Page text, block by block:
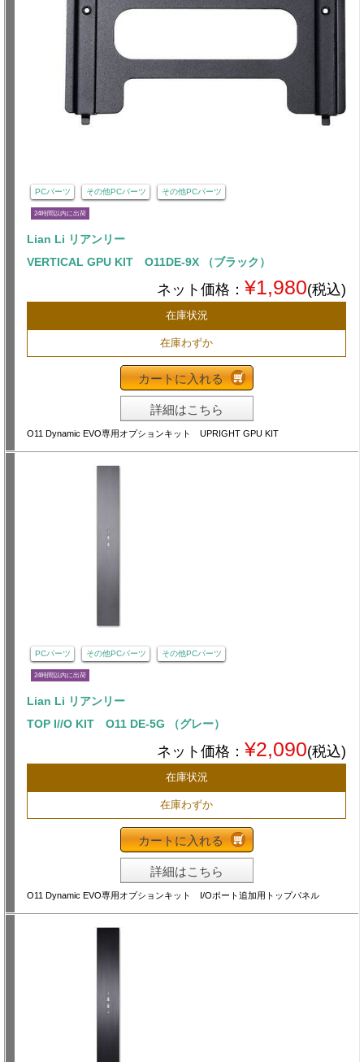
PCパーツ その他PCパーツ その他PCパーツ
24時間以内に出荷
Lian Li リアンリー
VERTICAL GPU KIT O11DE-9X （ブラック）
ネット価格： ¥1,980(税込)
在庫状況
在庫わずか
カートに入れる
詳細はこちら
O11 Dynamic EVO専用オプションキット UPRIGHT GPU KIT
PCパーツ その他PCパーツ その他PCパーツ
24時間以内に出荷
Lian Li リアンリー
TOP I//O KIT O11 DE-5G （グレー）
ネット価格： ¥2,090(税込)
在庫状況
在庫わずか
カートに入れる
詳細はこちら
O11 Dynamic EVO専用オプションキット I/Oポート追加用トップパネル